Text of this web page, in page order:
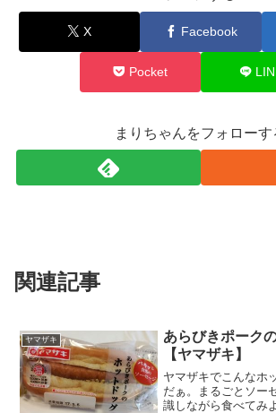
X Facebook
Pocket
まりちゃんをフォローす
関連記事
ヤマザキ
あらびきポーク
【ヤマザキ】
ヤマザキでこんなホ
だぁ。まるごとソー
識しながら食べてみ